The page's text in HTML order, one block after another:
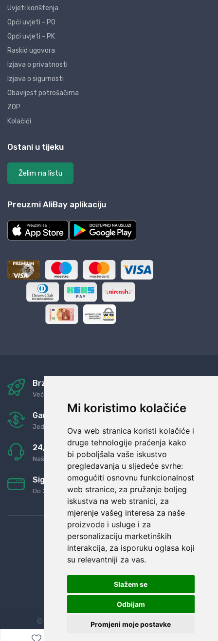
Mi koristimo kolačiće
Ova web stranica koristi kolačiće i
druge tehnologije praćenja kako
bi poboljšala vaše iskustvo
pregledavanja u sljedeće svrhe:
omogućiti osnovnu funkcionalnost
web stranice, za pružanje boljeg
iskustva na web stranici, za
mjerenje vašeg interesa za naše
proizvode i usluge i za
personalizaciju marketinških
interakcija, za isporuku oglasa koji
su relevantniji za vas.
Slažem se
Odbijam
Promjeni moje postavke
Uvjeti korištenja
Opći uvjeti - PO
Opći uvjeti - PK
Raskid ugovora
Izjava o privatnosti
Izjava o sigurnosti
Obavijest potrošačima
ZOP
Kolačići
Ostani u tijeku
Želim na listu
Preuzmi AliBay aplikaciju
Brza i sigurna dostava
Već za nekoliko dana kod vas
Garancija u povrat novaca
Jednostavno pravilo: Roba za novac
24/7 odlična podrška
Naši agenti uvijek na raspolaganju
Sigurno obročno plaćanje
Do 24 rata bez kamata
© Sva prava zadržana. Dopi grupa d.o.o.